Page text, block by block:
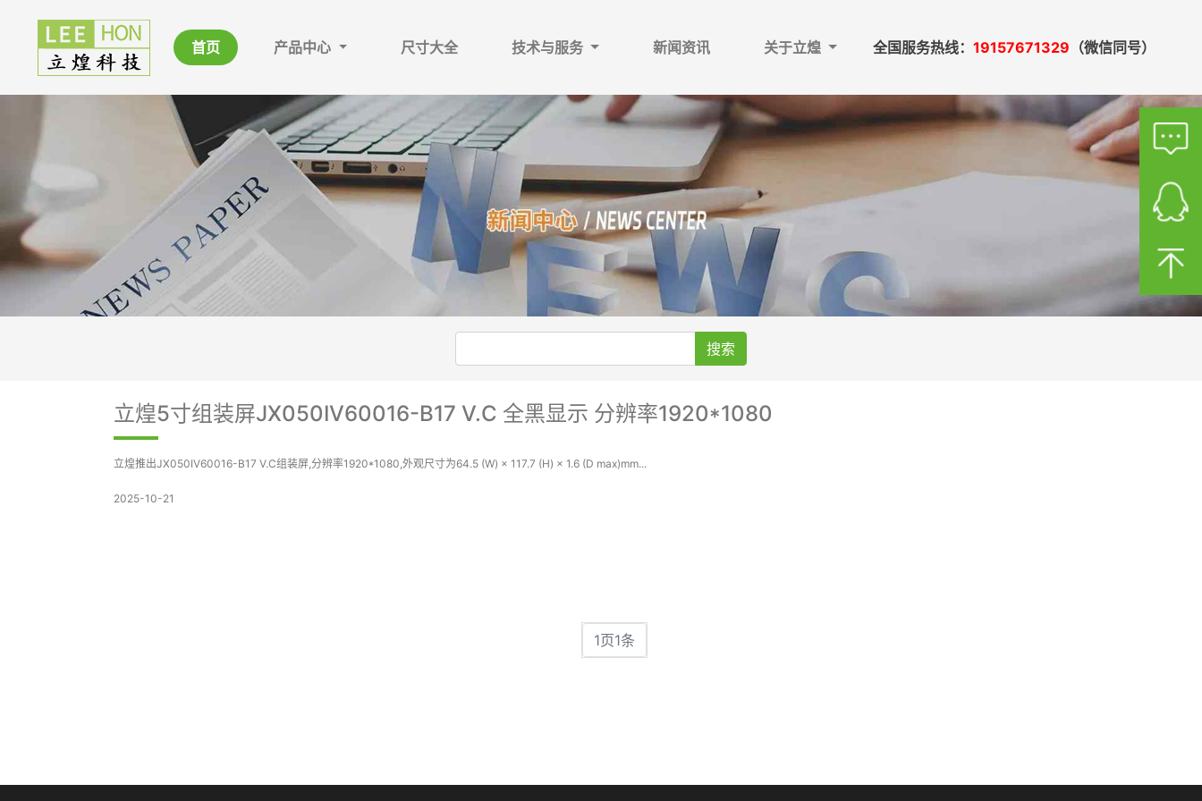
首页 产品中心 尺寸大全 技术与服务 新闻资讯 关于立煌 全国服务热线： 19157671329 （微信同号）
搜索
立煌5寸组装屏JX050IV60016-B17 V.C 全黑显示 分辨率1920*1080
立煌推出JX050IV60016-B17 V.C组装屏,分辨率1920*1080,外观尺寸为64.5 (W) × 117.7 (H) × 1.6 (D max)mm...
2025-10-21
1页1条